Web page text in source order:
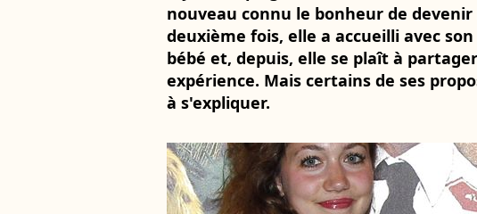
nouveau connu le bonheur de
deuxième fois, elle a accueilli avec
bébé et, depuis, elle se plaît à
expérience. Mais certains de ses
à s'expliquer.